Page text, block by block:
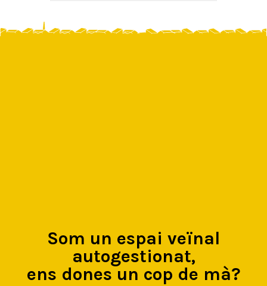
Som un espai veïnal
autogestionat,
ens dones un cop de mà?